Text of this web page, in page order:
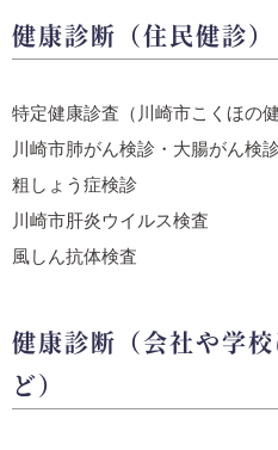
健康診断（住民健診）
特定健康診査（川崎市こくほの健
川崎市肺がん検診・大腸がん検
粗しょう症検診
川崎市肝炎ウイルス検査
風しん抗体検査
健康診断（会社や学
ど）